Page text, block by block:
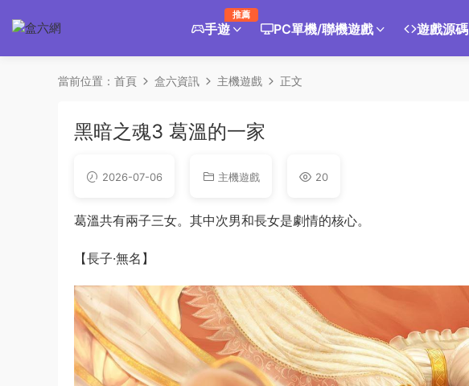
手遊
推薦
PC單機/聯機遊戲 遊戲源碼
當前位置： 首頁 盒六資訊 主機遊戲 正文
黑暗之魂3 葛溫的一家
2026-07-06 主機遊戲 20
葛溫共有兩子三女。其中次男和長女是劇情的核心。
【長子·無名】